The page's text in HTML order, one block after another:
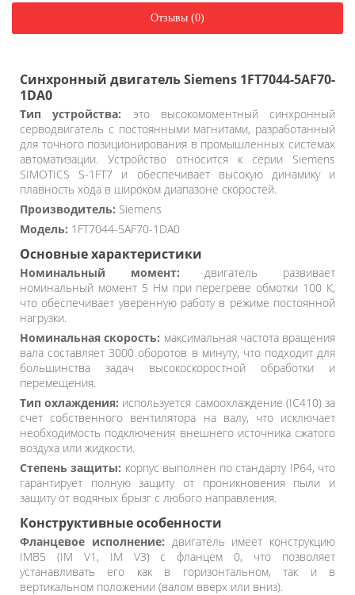
Отзывы (0)
Синхронный двигатель Siemens 1FT7044-5AF70-
1DA0
Тип устройства: это высокомоментный синхронный
серводвигатель с постоянными магнитами, разработанный
для точного позиционирования в промышленных системах
автоматизации. Устройство относится к серии Siemens
SIMOTICS S-1FT7 и обеспечивает высокую динамику и
плавность хода в широком диапазоне скоростей.
Производитель: Siemens
Модель: 1FT7044-5AF70-1DA0
Основные характеристики
Номинальный момент: двигатель развивает
номинальный момент 5 Нм при перегреве обмотки 100 К,
что обеспечивает уверенную работу в режиме постоянной
нагрузки.
Номинальная скорость: максимальная частота вращения
вала составляет 3000 оборотов в минуту, что подходит для
большинства задач высокоскоростной обработки и
перемещения.
Тип охлаждения: используется самоохлаждение (IC410) за
счет собственного вентилятора на валу, что исключает
необходимость подключения внешнего источника сжатого
воздуха или жидкости.
Степень защиты: корпус выполнен по стандарту IP64, что
гарантирует полную защиту от проникновения пыли и
защиту от водяных брызг с любого направления.
Конструктивные особенности
Фланцевое исполнение: двигатель имеет конструкцию
IMB5 (IM V1, IM V3) с фланцем 0, что позволяет
устанавливать его как в горизонтальном, так и в
вертикальном положении (валом вверх или вниз).